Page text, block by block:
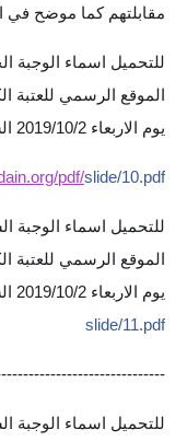
مقابلتهم كما موضح في
للتحميل اسماء الوجبة
الموقع الرسمي للعتبة
يوم الاربعاء 2019/10/2 الساعة ٩ صباحا :
pdf/slide/10.pdf
للتحميل اسماء الوجبة
الموقع الرسمي للعتبة
يوم الاربعاء 2019/10/2 الساعة ٤ مساء :
slide/11.pdf
--------------------------
للتحميل اسماء الوجبة